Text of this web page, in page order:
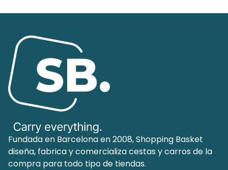
Fundada en Barcelona en 2008, Shopping Basket
diseña, fabrica y comercializa cestas y carros de la
compra para todo tipo de tiendas.